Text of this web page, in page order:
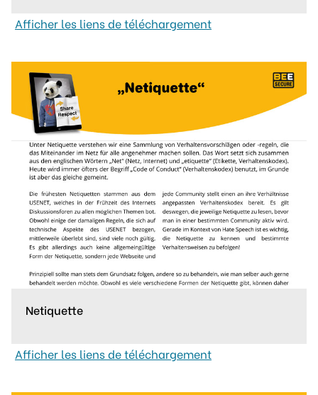
Afficher les liens de téléchargement
Netiquette
Afficher les liens de téléchargement